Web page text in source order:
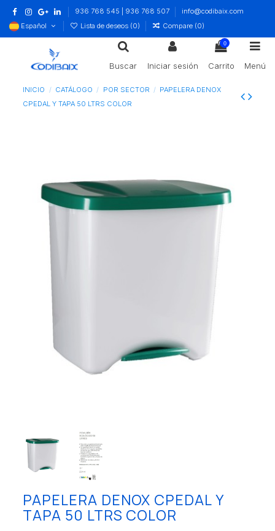
936 768 545 | 936 768 507
info@codibaix.com
Español
Lista de deseos (0) Compare (0)
Buscar Iniciar sesión
0
Carrito Menú
INICIO CATÁLOGO POR SECTOR
PAPELERA DENOX
CPEDAL Y TAPA 50 LTRS COLOR
PAPELERA DENOX CPEDAL Y
TAPA 50 LTRS COLOR